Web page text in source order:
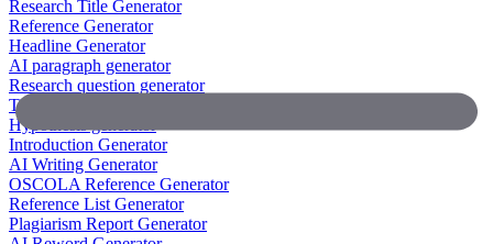
Research Title Generator
Reference Generator
Headline Generator
AI paragraph generator
Research question generator
Thesis paragraph generator
Hypothesis generator
Introduction Generator
AI Writing Generator
OSCOLA Reference Generator
Reference List Generator
Plagiarism Report Generator